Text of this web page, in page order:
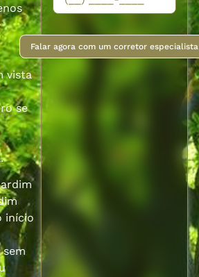
vista
se
início
Falar agora com um corretor especialista